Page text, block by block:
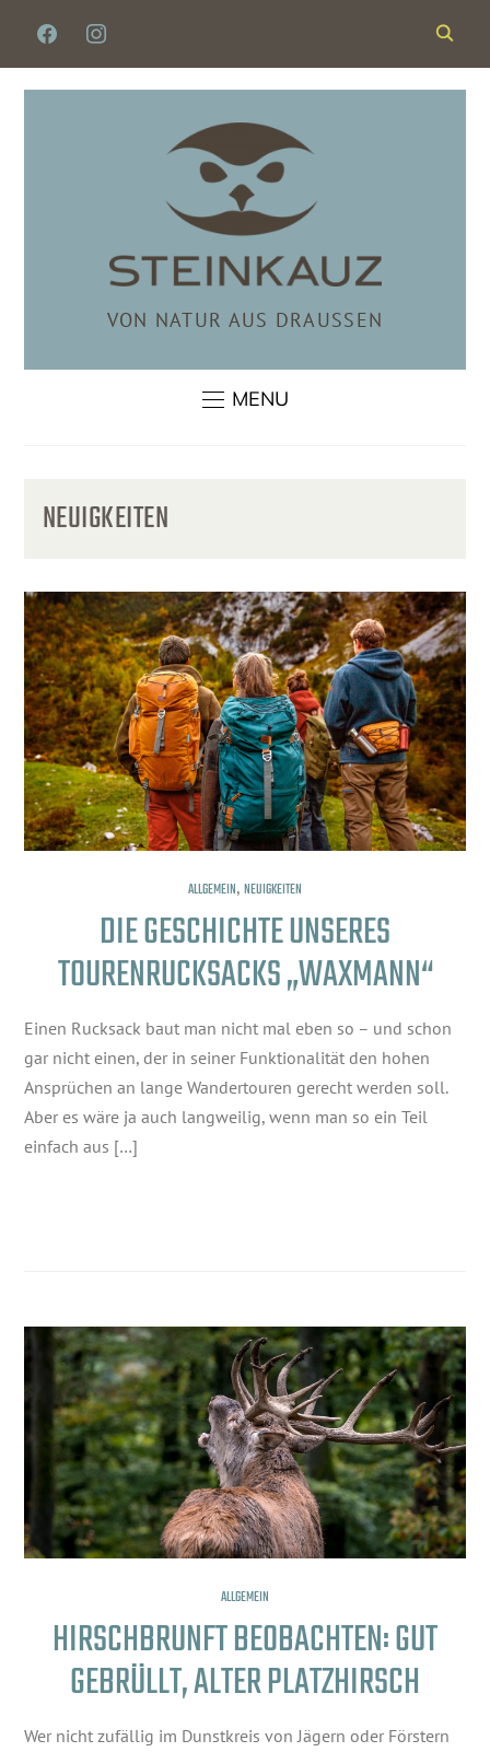
FACEBOOKINSTAGRAM
VON NATUR AUS DRAUSSEN
MENU
NEUIGKEITEN
ALLGEMEIN, NEUIGKEITEN
DIE GESCHICHTE UNSERES
TOURENRUCKSACKS „WAXMANN“
Einen Rucksack baut man nicht mal eben so – und schon
gar nicht einen, der in seiner Funktionalität den hohen
Ansprüchen an lange Wandertouren gerecht werden soll.
Aber es wäre ja auch langweilig, wenn man so ein Teil
einfach aus […]
ALLGEMEIN
HIRSCHBRUNFT BEOBACHTEN: GUT
GEBRÜLLT, ALTER PLATZHIRSCH
Wer nicht zufällig im Dunstkreis von Jägern oder Förstern